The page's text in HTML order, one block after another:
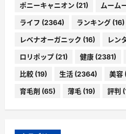
ポニーキャニオン (21) ムーム
ライフ (2364) ランキング (16)
レベナオーガニック (16) レン
ロリポップ (21) 健康 (2381)
比較 (19) 生活 (2364) 美容
育毛剤 (65) 薄毛 (19) 評判